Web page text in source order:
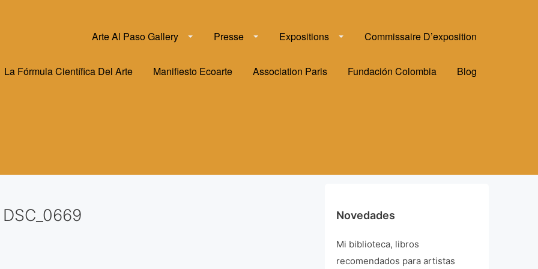
Arte Al Paso Gallery Presse Expositions Commissaire D’exposition
La Fórmula Científica Del Arte Manifiesto Ecoarte Association Paris Fundación Colombia Blog
DSC_0669 Novedades
Mi biblioteca, libros
recomendados para artistas